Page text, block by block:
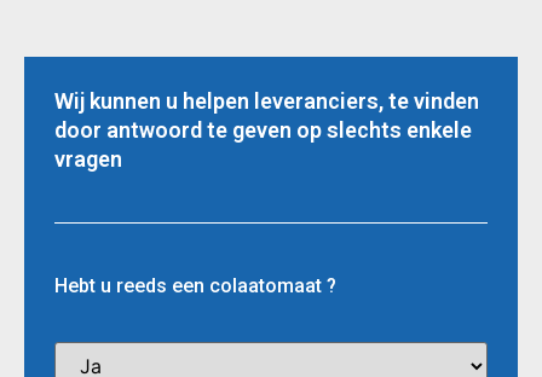
Wij kunnen u helpen leveranciers, te vinden
door antwoord te geven op slechts enkele
vragen
Hebt u reeds een colaatomaat ?